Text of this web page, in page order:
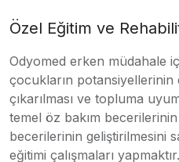
Özel Eğitim ve
Odyomed erken müdahale
çocukların potansiyellerinin
çıkarılması ve topluma
temel öz bakım becerilerinin
becerilerinin geliştirilmesini
eğitimi çalışmaları yapmaktır.